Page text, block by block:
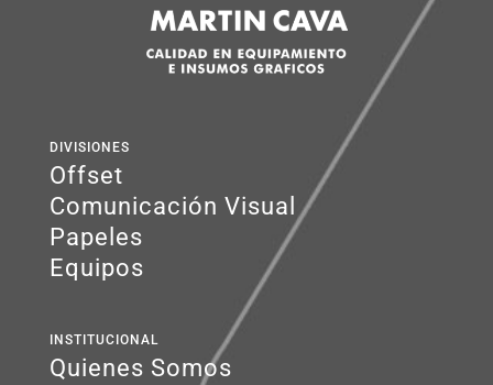
DIVISIONES
Offset
Comunicación Visual
Papeles
Equipos
INSTITUCIONAL
Quienes Somos